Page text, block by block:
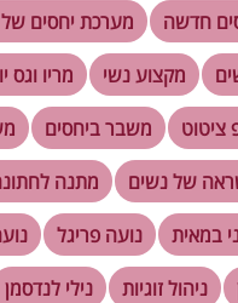
חדשה
מערכת יחסים של
מקצוע נשי
מריו וגס
ציטוט
משבר ביחסים
של נשים
מתנה
במאית
נועה פריגל
ניהול זוגיות נילי לנדסמן